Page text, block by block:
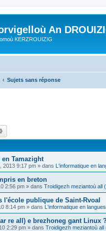
An
KERZROUIZIG
Sujets sans réponse
Tamazight
2013 9:17 pm » dans L'informatique en
en breton
2:56 pm » dans Troidigezh meziantoù all
l'école publique de Saint-Rvoal
8:14 pm » dans L'informatique en
re all) e brezhoneg gant Linux
2:29 pm » dans Troidigezh meziantoù